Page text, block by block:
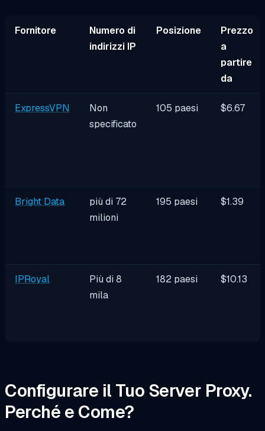
Fornitore
Numero di
indirizzi IP
Posizione
Prezzo
a
partire
da
ExpressVPN
Non
specificato
105 paesi $6.67
Bright Data
più di 72
milioni
195 paesi $1.39
IPRoyal
Più di 8
mila
182 paesi $10.13
Configurare il Tuo Server Proxy.
Perché e Come?